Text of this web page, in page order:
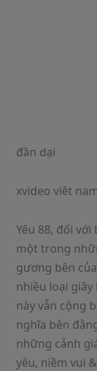
đần dại
xvideo viêt
Yêu 88, đối
một trong
gương bên
nhiều loại giây
này vẫn cộng
nghĩa bên
những cảnh
yêu, niềm vui